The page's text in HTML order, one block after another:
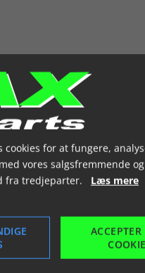
for at fungere,
vores salgsfremmende og
fra tredjeparter. Læs mere